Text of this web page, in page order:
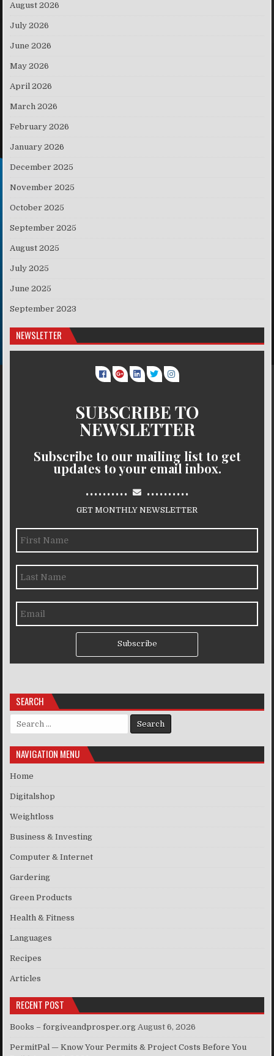
August 2026
July 2026
June 2026
May 2026
April 2026
March 2026
February 2026
January 2026
December 2025
November 2025
October 2025
September 2025
August 2025
July 2025
June 2025
September 2023
NEWSLETTER
SUBSCRIBE TO
NEWSLETTER
Subscribe to our mailing list to get
updates to your email inbox.
.......... ..........
GET MONTHLY NEWSLETTER
Subscribe
SEARCH
Search for:
NAVIGATION MENU
Home
Digitalshop
Weightloss
Business & Investing
Computer & Internet
Gardering
Green Products
Health & Fitness
Languages
Recipes
Articles
RECENT POST
Books – forgiveandprosper.org August 6, 2026
PermitPal — Know Your Permits & Project Costs Before You